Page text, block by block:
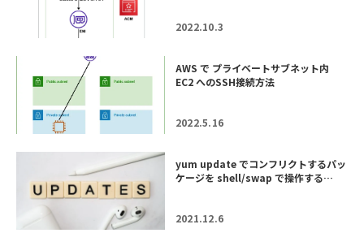
2022.10.3
AWS で プライベートサブネット内
EC2 へのSSH接続方法
2022.5.16
yum update でコンフリクトするパッ
ケージを shell/swap で操作する…
2021.12.6